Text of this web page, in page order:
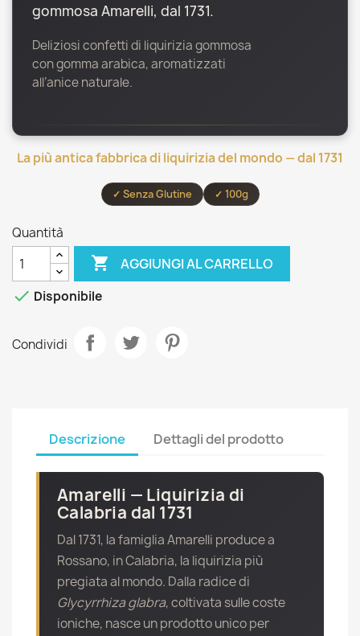
gommosa Amarelli, dal 1731.
Deliziosi confetti di liquirizia gommosa
con gomma arabica, aromatizzati
all’anice naturale.
La più antica fabbrica di liquirizia del mondo — dal 1731
✓ Senza Glutine ✓ 100g
Quantità
 AGGIUNGI AL CARRELLO
 Disponibile
Condividi
Descrizione Dettagli del prodotto
Amarelli — Liquirizia di
Calabria dal 1731
Dal 1731, la famiglia Amarelli produce a
Rossano, in Calabria, la liquirizia più
pregiata al mondo. Dalla radice di
Glycyrrhiza glabra, coltivata sulle coste
ioniche, nasce un prodotto unico per